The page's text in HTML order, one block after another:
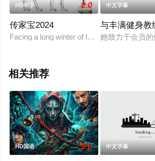
HD中字 2.0
传家宝2024
Facing a long winter of lockdown and
中文字幕
与丰满健身教
她致力于会员
相关推荐
HD国语 9.0 中文字幕